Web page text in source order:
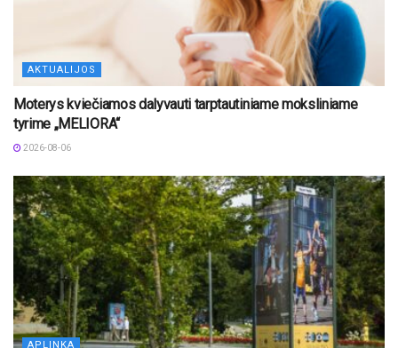
AKTUALIJOS
Moterys kviečiamos dalyvauti tarptautiniame moksliniame
tyrime „MELIORA“
2026-08-06
APLINKA